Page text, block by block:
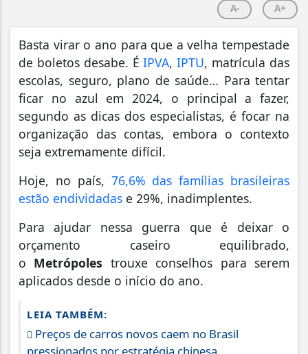
A- A+
Basta virar o ano para que a velha tempestade
de boletos desabe. ÉIPVA,IPTU, matrícula das
escolas, seguro, plano de saúde… Para tentar
ficar no azul em 2024, o principal a fazer,
segundo as dicas dos especialistas, é focar na
organização das contas, embora o contexto
seja extremamente difícil.
Hoje, no país, 76,6% das famílias brasileiras
estão endividadas e 29%, inadimplentes.
Para ajudar nessa guerra que é deixar o
orçamento caseiro equilibrado,
o Metrópoles trouxe conselhos para serem
aplicados desde o início do ano.
LEIA TAMBÉM:
Preços de carros novos caem no Brasil
pressionados por estratégia chinesa